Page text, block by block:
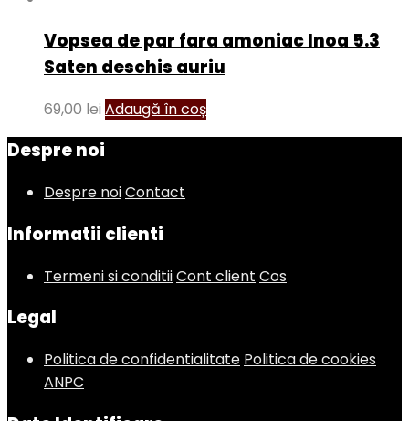
Vopsea de par fara amoniac Inoa 5.3
Saten deschis auriu
69,00 lei Adaugă în coș
Despre noi
Despre noiContact
Informatii clienti
Termeni si conditiiCont client Cos
Legal
Politica de confidentialitate Politica de cookies
ANPC